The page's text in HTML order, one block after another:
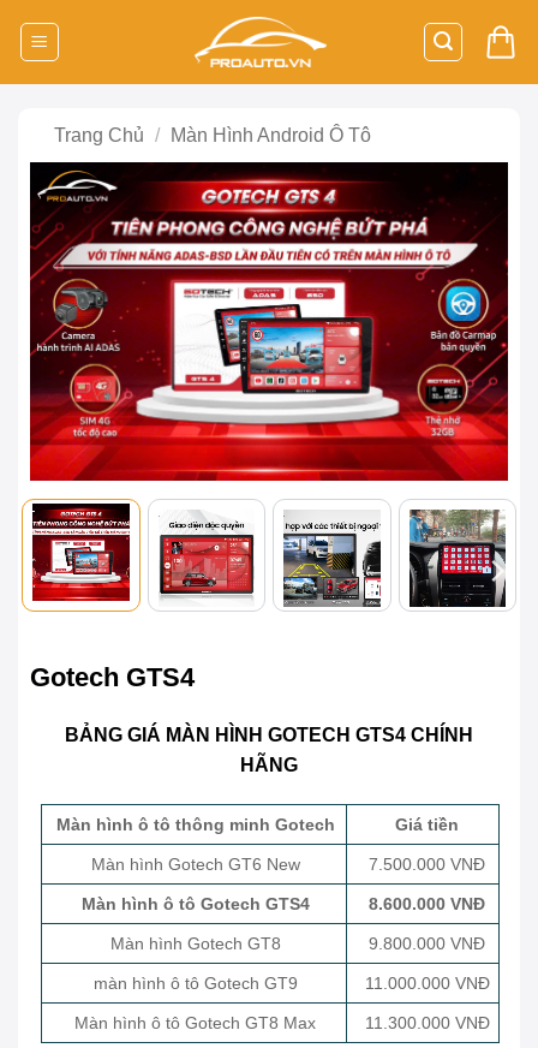
Trang Chủ / Màn Hình Android Ô Tô
Gotech GTS4
BẢNG GIÁ MÀN HÌNH GOTECH GTS4 CHÍNH
HÃNG
Màn hình ô tô thông minh Gotech Giá tiền
Màn hình Gotech GT6 New 7.500.000 VNĐ
Màn hình ô tô Gotech GTS4 8.600.000 VNĐ
Màn hình Gotech GT8 9.800.000 VNĐ
màn hình ô tô Gotech GT9 11.000.000 VNĐ
Màn hình ô tô Gotech GT8 Max 11.300.000 VNĐ